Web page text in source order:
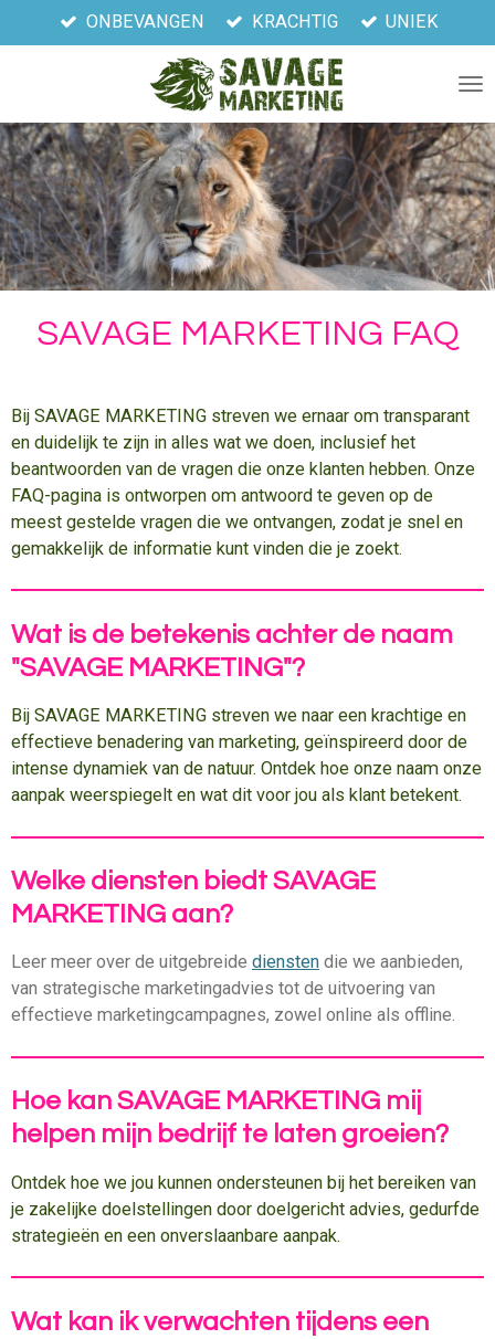
direct
hoofdinhoud
ONBEVANGEN KRACHTIG UNIEK
SAVAGE MARKETING FAQ
Bij SAVAGE MARKETING streven we ernaar om transparant
en duidelijk te zijn in alles wat we doen, inclusief het
beantwoorden van de vragen die onze klanten hebben. Onze
FAQ-pagina is ontworpen om antwoord te geven op de
meest gestelde vragen die we ontvangen, zodat je snel en
gemakkelijk de informatie kunt vinden die je zoekt.
Wat is de betekenis achter de naam
"SAVAGE MARKETING"?
Bij SAVAGE MARKETING streven we naar een krachtige en
effectieve benadering van marketing, geïnspireerd door de
intense dynamiek van de natuur. Ontdek hoe onze naam onze
aanpak weerspiegelt en wat dit voor jou als klant betekent.
Welke diensten biedt SAVAGE
MARKETING aan?
Leer meer over de uitgebreide diensten die we aanbieden,
van strategische marketingadvies tot de uitvoering van
effectieve marketingcampagnes, zowel online als offline.
Hoe kan SAVAGE MARKETING mij
helpen mijn bedrijf te laten groeien?
Ontdek hoe we jou kunnen ondersteunen bij het bereiken van
je zakelijke doelstellingen door doelgericht advies, gedurfde
strategieën en een onverslaanbare aanpak.
Wat kan ik verwachten tijdens een